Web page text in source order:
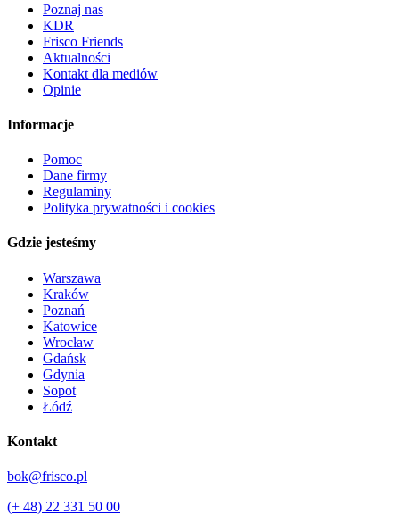
Poznaj nas
KDR
Frisco Friends
Aktualności
Kontakt dla mediów
Opinie
Informacje
Pomoc
Dane firmy
Regulaminy
Polityka prywatności i cookies
Gdzie jesteśmy
Warszawa
Kraków
Poznań
Katowice
Wrocław
Gdańsk
Gdynia
Sopot
Łódź
Kontakt
bok@frisco.pl
(+ 48) 22 331 50 00